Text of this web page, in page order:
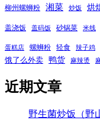
柳州螺蛳粉
湘菜 炒饭 烘
盖浇饭 盖码饭 砂锅菜 米线
蛋糕店 螺蛳粉 轻食 辣子鸡
饿了么外卖 鸭货 麻辣烫
近期文章
野生菌炒饭（野